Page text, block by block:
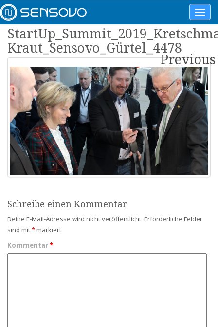
Kraut_Sensovo_Gürtel_4478
Previous
Schreibe einen Kommentar
Deine E-Mail-Adresse wird nicht veröffentlicht. Erforderliche Felder
sind mit*markiert
Kommentar*